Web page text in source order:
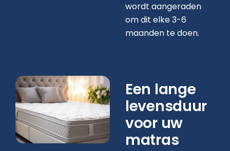
wordt aangeraden
om dit elke 3-6
maanden te doen.
Een lange
levensduur
voor uw
matras